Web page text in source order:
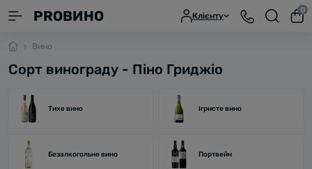
PROВИНО Клієнту
0
Вино
Сорт винограду - Піно Гриджіо
Тихе вино Ігристе вино
Безалкогольне вино Портвейн